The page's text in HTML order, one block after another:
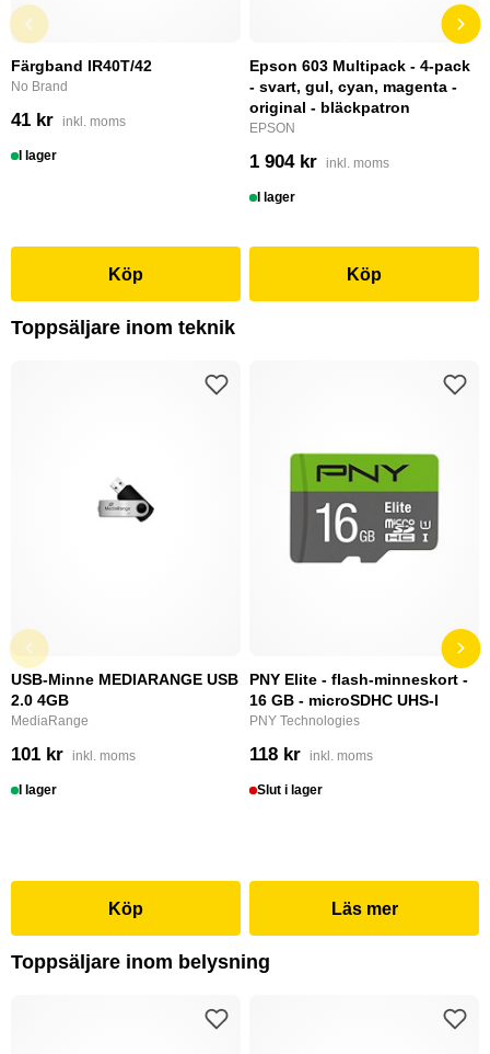
Färgband IR40T/42
No Brand
41 kr inkl. moms
I lager
Köp
Epson 603 Multipack - 4-pack
- svart, gul, cyan, magenta -
original - bläckpatron
EPSON
1 904 kr inkl. moms
I lager
Köp
Toppsäljare inom teknik
USB-Minne MEDIARANGE USB
2.0 4GB
MediaRange
101 kr inkl. moms
I lager
Köp
PNY Elite - flash-minneskort -
16 GB - microSDHC UHS-I
PNY Technologies
118 kr inkl. moms
Slut i lager
Läs mer
Toppsäljare inom belysning